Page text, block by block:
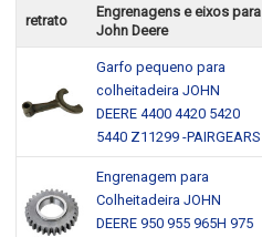
retrato
Engrenagens e eixos para
John Deere
Garfo pequeno para
colheitadeira JOHN
DEERE 4400 4420 5420
5440 Z11299 -PAIRGEARS
Engrenagem para
Colheitadeira JOHN
DEERE 950 955 965H 975